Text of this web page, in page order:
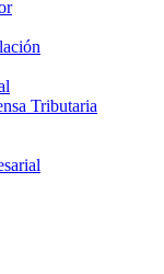
Tributaria